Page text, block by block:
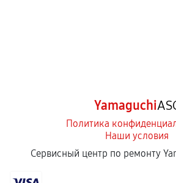
Yamaguchi
Политика
Наши условия
Сервисный центр по ремонту